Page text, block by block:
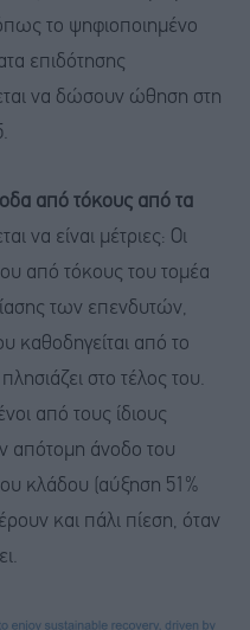
το ψηφιοποιημένο
επιδότησης
να δώσουν ώθηση στη
από τόκους από τα
να είναι μέτριες: Οι
από τόκους του τομέα
των επενδυτών,
καθοδηγείται από το
στο τέλος του.
από τους ίδιους
απότομη άνοδο του
κλάδου (αύξηση 51%
και πάλι πίεση, όταν